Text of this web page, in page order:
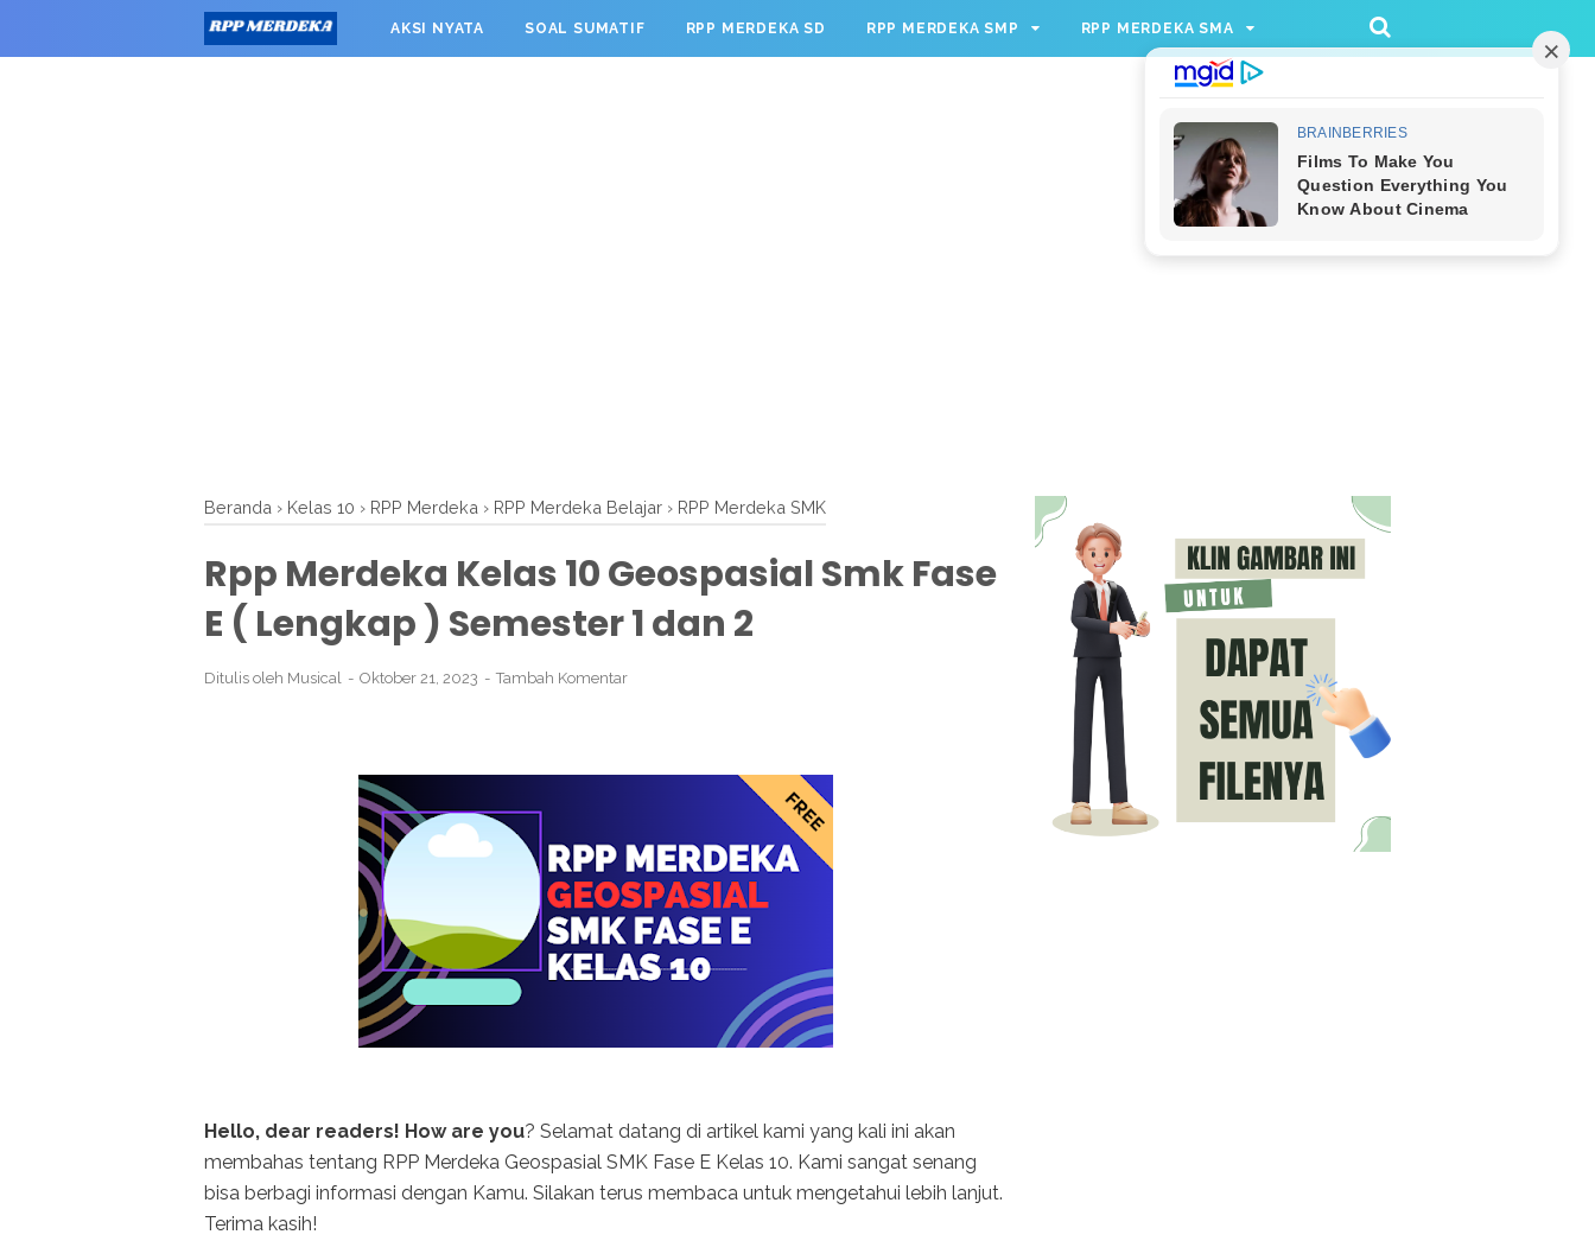
window.googletag = window.googletag || {cmd: []}; googletag.cmd.push(function() { googletag.defineSlot('/23209888932/rppmer', [336, 280], 'div-gpt-ad-1733174991559-
0').addService(googletag.pubads()); googletag.pubads().enableSingleRequest(); googletag.enableServices(); });
AKSI NYATA SOAL SUMATIF RPP MERDEKA SD RPP MERDEKA SMP RPP MERDEKA SMA
Beranda › Kelas 10 › RPP Merdeka › RPP Merdeka Belajar › RPP Merdeka SMK
Rpp Merdeka Kelas 10 Geospasial Smk Fase
E ( Lengkap ) Semester 1 dan 2
Ditulis oleh Musical Oktober 21, 2023 Tambah Komentar
Hello, dear readers! How are you? Selamat datang di artikel kami yang kali ini akan
membahas tentang RPP Merdeka Geospasial SMK Fase E Kelas 10. Kami sangat senang
bisa berbagi informasi dengan Kamu. Silakan terus membaca untuk mengetahui lebih lanjut.
Terima kasih!